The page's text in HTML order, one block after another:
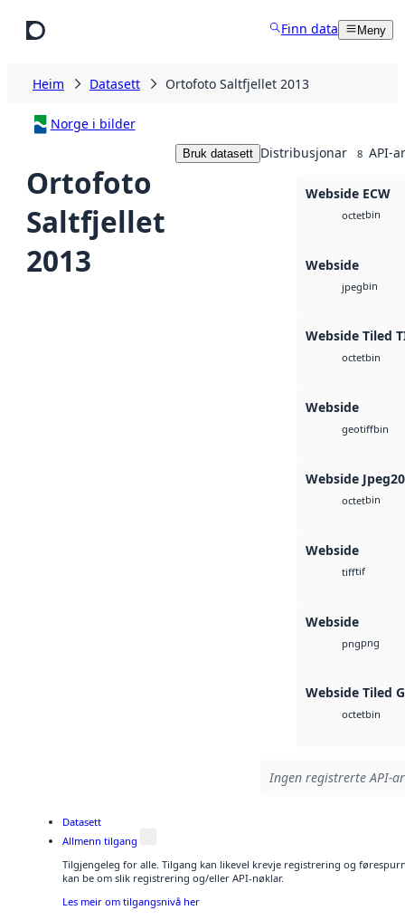
Finn data Meny
Heim Datasett Ortofoto Saltfjellet 2013
Norge i bilder
Ortofoto
Saltfjellet
2013
Bruk datasett Distribusjonar 8 API-ar
Webside ECW
octetbin
Webside
jpegbin
Webside Tiled
octetbin
Webside
geotiffbin
Webside
octetbin
Webside
tifftif
Webside
pngpng
Webside Tiled
octetbin
Ingen registrerte API-
Datasett
Allmenn tilgang
Tilgjengeleg for alle. Tilgang kan likevel krevje registrering og
kan be om slik registrering og/eller API-nøklar.
Les meir om tilgangsnivå her